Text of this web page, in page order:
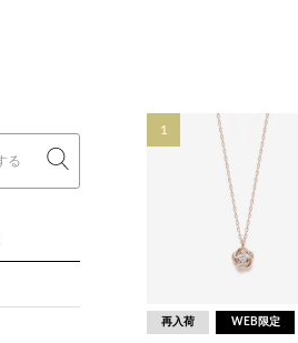
1
再入荷 WEB限定